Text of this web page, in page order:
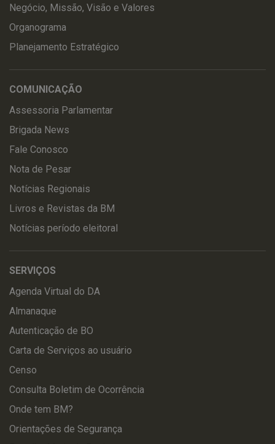
Negócio, Missão, Visão e Valores
Organograma
Planejamento Estratégico
COMUNICAÇÃO
Assessoria Parlamentar
Brigada News
Fale Conosco
Nota de Pesar
Notícias Regionais
Livros e Revistas da BM
Notícias período eleitoral
SERVIÇOS
Agenda Virtual do DA
Almanaque
Autenticação de BO
Carta de Serviços ao usuário
Censo
Consulta Boletim de Ocorrência
Onde tem BM?
Orientações de Segurança